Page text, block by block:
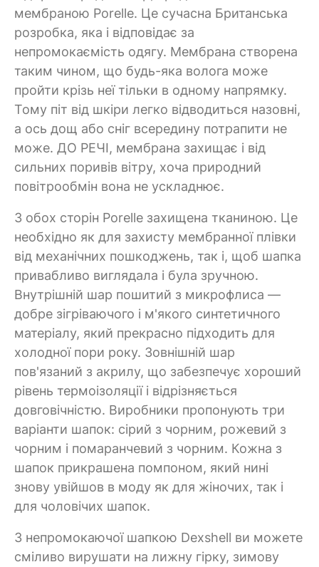
мембраною Porelle. Це сучасна Британська
розробка, яка і відповідає за
непромокаємість одягу. Мембрана створена
таким чином, що будь-яка волога може
пройти крізь неї тільки в одному напрямку.
Тому піт від шкіри легко відводиться назовні,
а ось дощ або сніг всередину потрапити не
може. ДО РЕЧІ, мембрана захищає і від
сильних поривів вітру, хоча природний
повітрообмін вона не ускладнює.
З обох сторін Porelle захищена тканиною. Це
необхідно як для захисту мембранної плівки
від механічних пошкоджень, так і, щоб шапка
привабливо виглядала і була зручною.
Внутрішній шар пошитий з микрофлиса —
добре зігріваючого і м'якого синтетичного
матеріалу, який прекрасно підходить для
холодної пори року. Зовнішній шар
пов'язаний з акрилу, що забезпечує хороший
рівень термоізоляції і відрізняється
довговічністю. Виробники пропонують три
варіанти шапок: сірий з чорним, рожевий з
чорним і помаранчевий з чорним. Кожна з
шапок прикрашена помпоном, який нині
знову увійшов в моду як для жіночих, так і
для чоловічих шапок.
З непромокаючої шапкою Dexshell ви можете
сміливо вирушати на лижну гірку, зимову